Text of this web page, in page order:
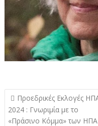
Πλοήγηση
άρθρων
Προεδρικές Εκλογές
2024 : Γνωριμία με το
«Πράσινο Κόμμα» των ΗΠΑ